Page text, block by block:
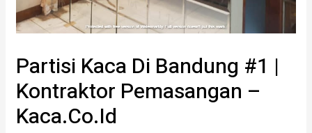
Partisi Kaca Di Bandung #1 |
Kontraktor Pemasangan –
Kaca.co.id